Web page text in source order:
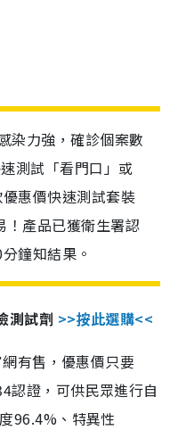
染力強，確診個案數
測試「看門口」或
惠價快速測試套裝
！產品已獲衛生署認
鐘知結果。
測試劑 >>按此選購<<
有售，優惠價只要
認證，可供民眾進行自
96.4%、特異性